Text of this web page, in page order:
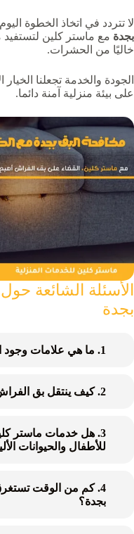
لا تتردد في اتخاذ الخطوة
بجدة مع ماستر كلين
خاليًا من الحشرات.
الجودة والخدمة تجعلنا
على بيئة منزلية آمنة دائما.
الأسئلة الشائعة
بجدة
1. ما هي علامات وجود البق في المنازل؟
2. كيف ينتقل بق الفراش إلى المنازل؟
3. هل خدمات ماستر
للأطفال والحيوانات
4. كم من الوقت
بجدة؟